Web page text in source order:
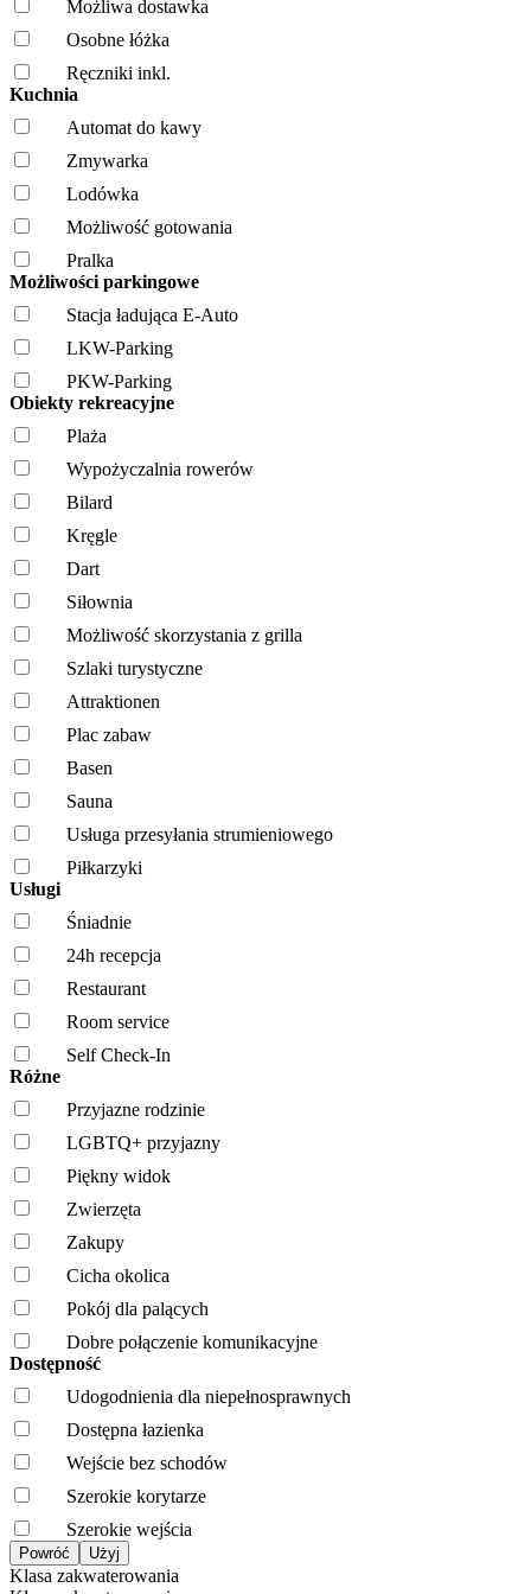
Możliwa dostawka
Osobne łóżka
Ręczniki inkl.
Kuchnia
Automat do kawy
Zmywarka
Lodówka
Możliwość gotowania
Pralka
Możliwości parkingowe
Stacja ładująca E-Auto
LKW-Parking
PKW-Parking
Obiekty rekreacyjne
Plaża
Wypożyczalnia rowerów
Bilard
Kręgle
Dart
Siłownia
Możliwość skorzystania z grilla
Szlaki turystyczne
Attraktionen
Plac zabaw
Basen
Sauna
Usługa przesyłania strumieniowego
Piłkarzyki
Usługi
Śniadnie
24h recepcja
Restaurant
Room service
Self Check-In
Różne
Przyjazne rodzinie
LGBTQ+ przyjazny
Piękny widok
Zwierzęta
Zakupy
Cicha okolica
Pokój dla palących
Dobre połączenie komunikacyjne
Dostępność
Udogodnienia dla niepełnosprawnych
Dostępna łazienka
Wejście bez schodów
Szerokie korytarze
Szerokie wejścia
Klasa zakwaterowania